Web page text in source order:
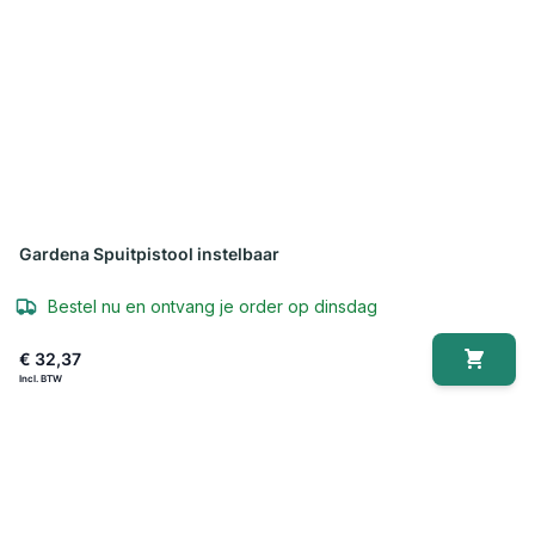
Gardena Spuitpistool instelbaar
Bestel nu en ontvang je order op dinsdag
€ 32,37